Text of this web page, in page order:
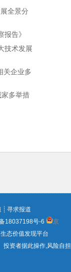
全景分
告》
技术发展
关企业多
多举措
┊ 寻求报道
18037198号-6
京
态价值发现平台
投资者据此操作,风险自担